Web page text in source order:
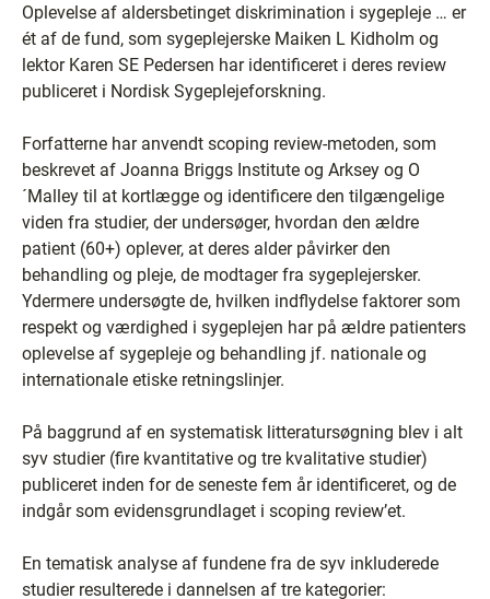
Oplevelse af aldersbetinget diskrimination i sygepleje … er
ét af de fund, som sygeplejerske Maiken L Kidholm og
lektor Karen SE Pedersen har identificeret i deres review
publiceret i Nordisk Sygeplejeforskning.
Forfatterne har anvendt scoping review-metoden, som
beskrevet af Joanna Briggs Institute og Arksey og O
´Malley til at kortlægge og identificere den tilgængelige
viden fra studier, der undersøger, hvordan den ældre
patient (60+) oplever, at deres alder påvirker den
behandling og pleje, de modtager fra sygeplejersker.
Ydermere undersøgte de, hvilken indflydelse faktorer som
respekt og værdighed i sygeplejen har på ældre patienters
oplevelse af sygepleje og behandling jf. nationale og
internationale etiske retningslinjer.
På baggrund af en systematisk litteratursøgning blev i alt
syv studier (fire kvantitative og tre kvalitative studier)
publiceret inden for de seneste fem år identificeret, og de
indgår som evidensgrundlaget i scoping review’et.
En tematisk analyse af fundene fra de syv inkluderede
studier resulterede i dannelsen af tre kategorier: